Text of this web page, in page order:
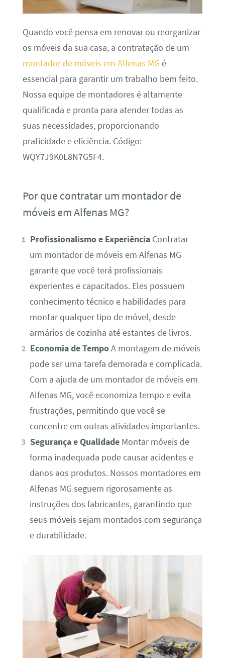
Quando você pensa em renovar ou reorganizar
os móveis da sua casa, a contratação de um
montador de móveis em Alfenas MG é
essencial para garantir um trabalho bem feito.
Nossa equipe de montadores é altamente
qualificada e pronta para atender todas as
suas necessidades, proporcionando
praticidade e eficiência. Código:
WQY7J9K0L8N7G5F4.
Por que contratar um montador de
móveis em Alfenas MG?
Profissionalismo e Experiência Contratar
um montador de móveis em Alfenas MG
garante que você terá profissionais
experientes e capacitados. Eles possuem
conhecimento técnico e habilidades para
montar qualquer tipo de móvel, desde
armários de cozinha até estantes de livros.
Economia de TempoA montagem de móveis
pode ser uma tarefa demorada e complicada.
Com a ajuda de um montador de móveis em
Alfenas MG, você economiza tempo e evita
frustrações, permitindo que você se
concentre em outras atividades importantes.
Segurança e Qualidade Montar móveis de
forma inadequada pode causar acidentes e
danos aos produtos. Nossos montadores em
Alfenas MG seguem rigorosamente as
instruções dos fabricantes, garantindo que
seus móveis sejam montados com segurança
e durabilidade.